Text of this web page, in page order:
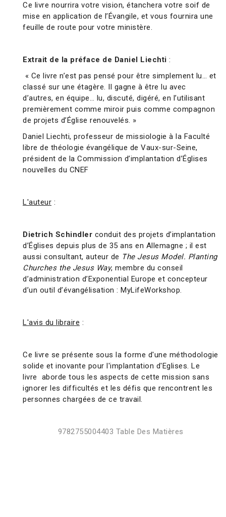
Ce livre nourrira votre vision, étanchera votre soif de
mise en application de l’Évangile, et vous fournira une
feuille de route pour votre ministère.
Extrait de la préface de Daniel Liechti :
« Ce livre n’est pas pensé pour être simplement lu… et
classé sur une étagère. Il gagne à être lu avec
d’autres, en équipe… lu, discuté, digéré, en l’utilisant
premièrement comme miroir puis comme compagnon
de projets d’Église renouvelés. »
Daniel Liechti, professeur de missiologie à la Faculté
libre de théologie évangélique de Vaux-sur-Seine,
président de la Commission d’implantation d’Églises
nouvelles du CNEF
L'auteur :
Dietrich Schindler conduit des projets d’implantation
d’Églises depuis plus de 35 ans en Allemagne ; il est
aussi consultant, auteur de The Jesus Model. Planting
Churches the Jesus Way, membre du conseil
d’administration d’Exponential Europe et concepteur
d’un outil d’évangélisation : MyLife­Workshop.
L'avis du libraire :
Ce livre se présente sous la forme d'une méthodologie
solide et inovante pour l'implantation d'Eglises. Le
livre aborde tous les aspects de cette mission sans
ignorer les difficultés et les défis que rencontrent les
personnes chargées de ce travail.
9782755004403 Table Des Matières